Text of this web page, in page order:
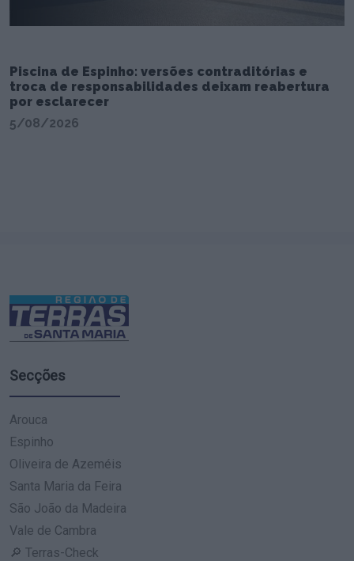
Piscina de Espinho: versões contraditórias e
troca de responsabilidades deixam reabertura
por esclarecer
5/08/2026
Secções
Arouca
Espinho
Oliveira de Azeméis
Santa Maria da Feira
São João da Madeira
Vale de Cambra
🔎 Terras-Check